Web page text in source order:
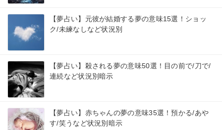
【夢占い】元彼が結婚する夢の意味15選！ショッ
ク/未練なしなど状況別
【夢占い】殺される夢の意味50選！目の前で/刀で/
連続など状況別暗示
【夢占い】赤ちゃんの夢の意味35選！預かる/あや
す/笑うなど状況別暗示